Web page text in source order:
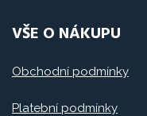
VŠE O NÁKUPU
Obchodní podmínky
Platební podmínky